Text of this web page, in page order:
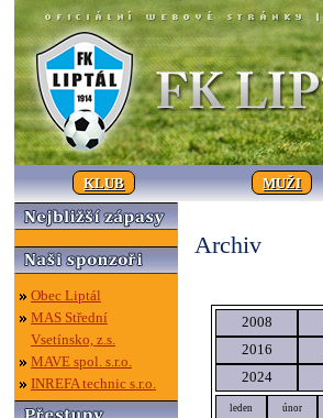
KLUB MUŽI
Obec Liptál
MAS Střední
Vsetínsko, z.s.
MAVE spol. s.r.o.
INREFA technic s.r.o.
Archiv
2008
2016
2024
leden únor